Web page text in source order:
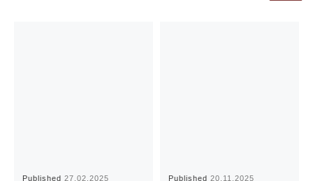
Published27.02.2025 Published20.11.2025